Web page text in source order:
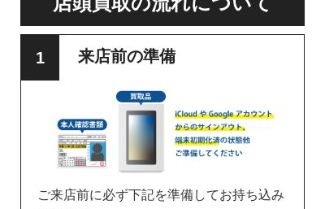
来店前の準備
ご来店前に必ず下記を準備してお持ち込み